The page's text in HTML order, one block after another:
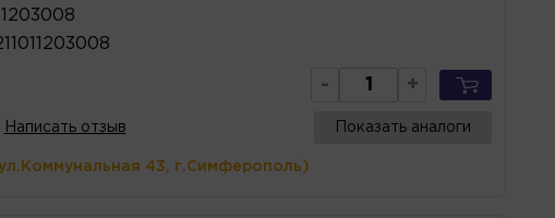
- +
Написать отзыв Показать аналоги
43, г.Симферополь)